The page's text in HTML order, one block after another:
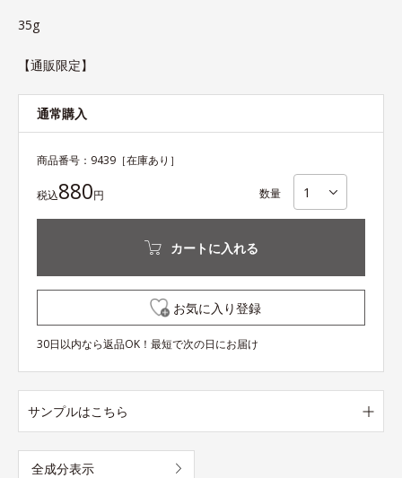
35g
【通販限定】
通常購入
商品番号： 9439 ［在庫あり］
税込880円 数量
カートに入れる
お気に入り登録
30日以内なら返品OK！最短で次の日にお届け
サンプルはこちら
全成分表示